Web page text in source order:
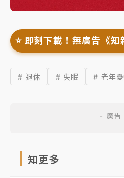
⭐️ 即刻下載！無廣告《
# 退休 # 失眠 # 老年憂
知更多